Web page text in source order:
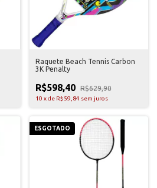
Raquete Beach Tennis Carbon
3K Penalty
R$598,40 R$629,90
10 xde R$59,84 sem juros
ESGOTADO